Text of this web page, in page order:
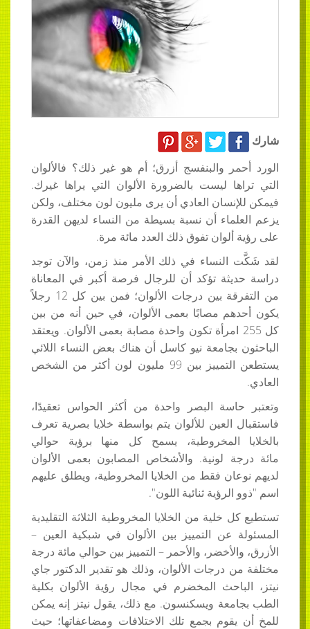
شارك
الورد أحمر والبنفسج أزرق؛ أم هو غير ذلك؟ فالألوان
التي تراها ليست بالضرورة الألوان التي يراها غيرك.
فيمكن للإنسان العادي أن يرى مليون لون مختلف، ولكن
يزعم العلماء أن نسبة بسيطة من النساء لديهن القدرة
على رؤية ألوان تفوق ذلك العدد مائة مرة.
لقد شَكَّت النساء في ذلك الأمر منذ زمن، والآن توجد
دراسة حديثة تؤكد أن للرجال فرصة أكبر في المعاناة
من التفرقة بين درجات الألوان؛ فمن بين كل 12 رجلاً
يكون أحدهم مصابًا بعمى الألوان، في حين أنه من بين
كل 255 امرأة تكون واحدة مصابة بعمى الألوان. ويعتقد
الباحثون بجامعة نيو كاسل أن هناك بعض النساء اللائي
يستطعن التمييز بين 99 مليون لون أكثر من الشخص
العادي.
وتعتبر حاسة البصر واحدة من أكثر الحواس تعقيدًا،
فاستقبال العين للألوان يتم بواسطة خلايا بصرية تعرف
بالخلايا المخروطية، يسمح كل منها برؤية حوالي
مائة درجة لونية. والأشخاص المصابون بعمى الألوان
لديهم نوعان فقط من الخلايا المخروطية، ويطلق عليهم
اسم "ذوو الرؤية ثنائية اللون".
تستطيع كل خلية من الخلايا المخروطية الثلاثة التقليدية
المسئولة عن التمييز بين الألوان في شبكية العين –
الأزرق، والأخضر، والأحمر – التمييز بين حوالي مائة درجة
مختلفة من درجات الألوان، وذلك هو تقدير الدكتور جاي
نيتز، الباحث المخضرم في مجال رؤية الألوان بكلية
الطب بجامعة ويسكنسون. مع ذلك، يقول نيتز إنه يمكن
للمخ أن يقوم بجمع تلك الاختلافات ومضاعفاتها؛ حيث